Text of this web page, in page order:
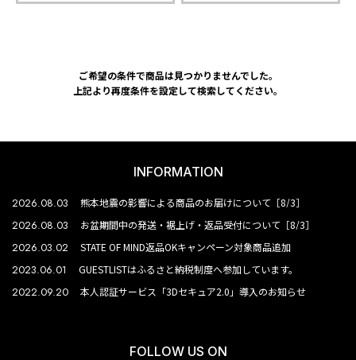
ご希望の条件で商品は見つかりませんでした。
上記より再度条件を設定して検索してください。
INFORMATION
2026.08.03 熊本地震の影響による商品のお届けについて［8/3］
2026.08.03 お盆期間中の発送・裾上げ・返品受付について［8/3］
2026.03.02 STATE OF MIND返品OKキャンペーン対象商品追加
2023.06.01 GUESTLISTはふるさと納税制度へ参加しています。
2022.09.20 本人認証サービス「3Dセキュア2.0」導入のお知らせ
FOLLOW US ON